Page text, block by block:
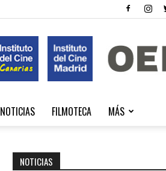
NOTICIAS FILMOTECA MÁS
NOTICIAS